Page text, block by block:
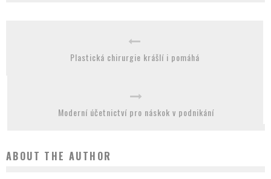
Plastická chirurgie krášlí i pomáhá
Moderní účetnictví pro náskok v podnikání
ABOUT THE AUTHOR